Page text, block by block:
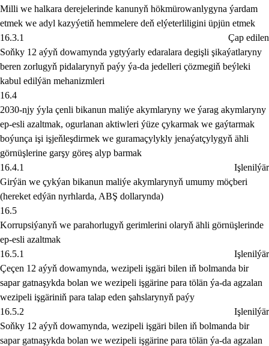
Milli we halkara derejelerinde kanunyň hökmürowanlygyna ýardam
etmek we adyl kazyýetiň hemmelere deň elýeterliligini üpjün etmek
16.3.1
Çap edilen
Soňky 12 aýyň dowamynda ygtyýarly edaralara degişli şikaýatlaryny
beren zorlugyň pidalarynyň paýy ýa-da jedelleri çözmegiň beýleki
kabul edilýän mehanizmleri
16.4
2030-njy ýyla çenli bikanun maliýe akymlaryny we ýarag akymlaryny
ep-esli azaltmak, ogurlanan aktiwleri ýüze çykarmak we gaýtarmak
boýunça işi işjeňleşdirmek we guramaçylykly jenaýatçylygyň ähli
görnüşlerine garşy göreş alyp barmak
16.4.1
Işlenilýär
Girýän we çykýan bikanun maliýe akymlarynyň umumy möçberi
(hereket edýän nyrhlarda, ABŞ dollarynda)
16.5
Korrupsiýanyň we parahorlugyň gerimlerini olaryň ähli görnüşlerinde
ep-esli azaltmak
16.5.1
Işlenilýär
Çeçen 12 aýyň dowamynda, wezipeli işgäri bilen iň bolmanda bir
sapar gatnaşykda bolan we wezipeli işgärine para tölän ýa-da agzalan
wezipeli işgäriniň para talap eden şahslarynyň paýy
16.5.2
Işlenilýär
Soňky 12 aýyň dowamynda, wezipeli işgäri bilen iň bolmanda bir
sapar gatnaşykda bolan we wezipeli işgärine para tölän ýa-da agzalan